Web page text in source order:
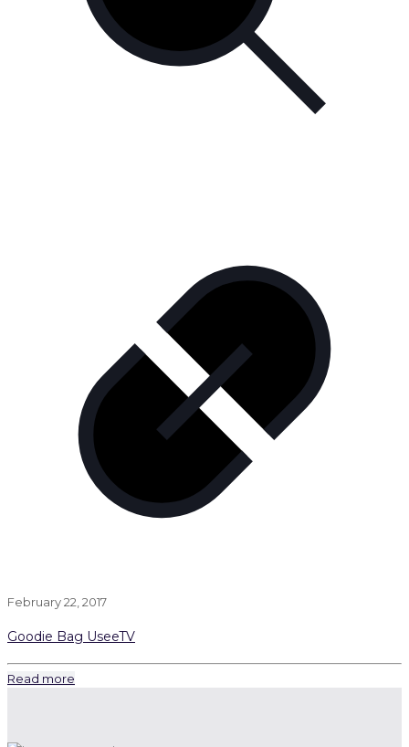
February 22, 2017
Goodie Bag UseeTV
Read more